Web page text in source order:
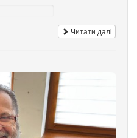
Читати далі